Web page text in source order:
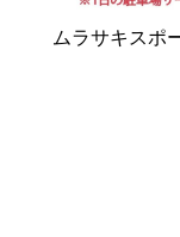
ムラサキスポ